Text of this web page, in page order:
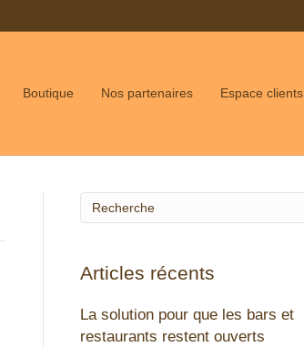
Boutique Nos partenaires Espace clients
Articles récents
La solution pour que les bars et
restaurants restent ouverts